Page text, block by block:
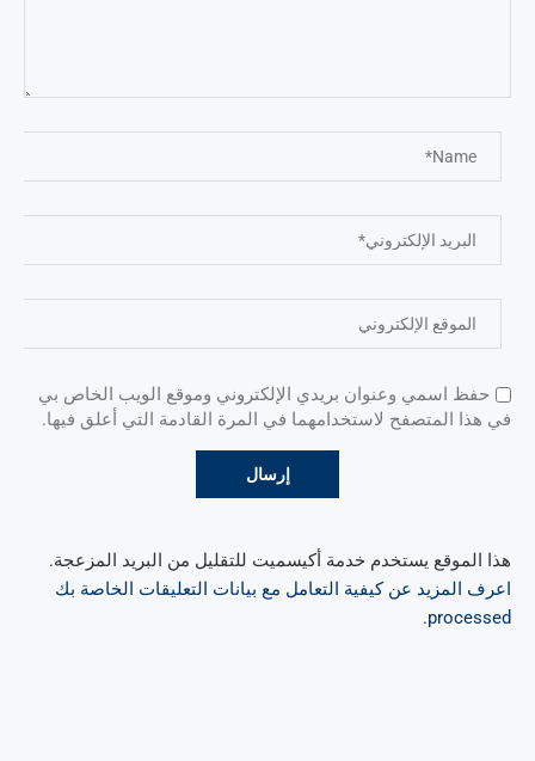
حفظ اسمي وعنوان بريدي الإلكتروني وموقع الويب الخاص بي
في هذا المتصفح لاستخدامهما في المرة القادمة التي أعلق فيها.
هذا الموقع يستخدم خدمة أكيسميت للتقليل من البريد المزعجة.
اعرف المزيد عن كيفية التعامل مع بيانات التعليقات الخاصة بك
processed
.